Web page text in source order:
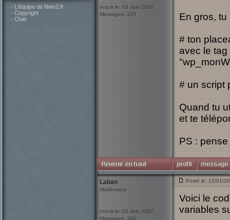
- L'équipe de Nwn2.fr
- Copyright
- Chat
Inscrit le: 03 Juin 2007
Messages: 103
En gros,
# ton
avec le
# un script
Quand tu
et te
PS :
Laban
Modérateur
Inscrit le: 03 Juin 2007
Messages: 103
Posté le: 12/01/
Voici le
variables